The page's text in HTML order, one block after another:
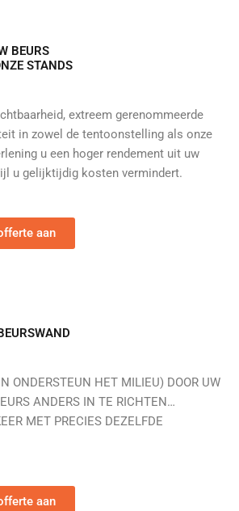
BEURS
STANDS
extreem gerenommeerde
in zowel de tentoonstelling als onze
u een hoger rendement uit uw
u gelijktijdig kosten vermindert.
aan
ONDERSTEUN HET MILIEU) DOOR UW
ANDERS IN TE RICHTEN…
MET PRECIES DEZELFDE
aan